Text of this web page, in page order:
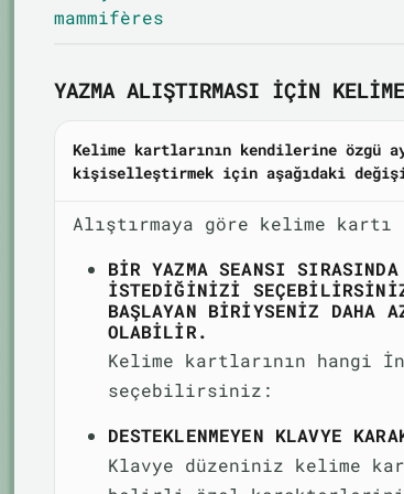
mammifères
YAZMA ALIŞTIRMASI IÇIN
Kelime kartlarının kendilerine özgü
kişiselleştirmek için aşağıdaki
Alıştırmaya göre kelime kartı
BIR YAZMA SEANSI
ISTEDIĞINIZI
BAŞLAYAN BIRIYSENIZ
OLABILIR.
Kelime kartlarının hangi
seçebilirsiniz:
DESTEKLENMEYEN KLAVYE
Klavye düzeniniz kelime